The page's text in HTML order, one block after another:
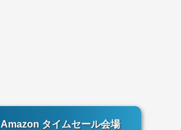
Amazon タイムセール会場